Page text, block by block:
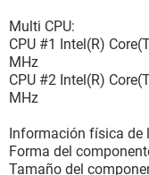
Multi CPU:
CPU #1 Intel(R)
MHz
CPU #2 Intel(R)
MHz
Información física de
Forma del
Tamaño del